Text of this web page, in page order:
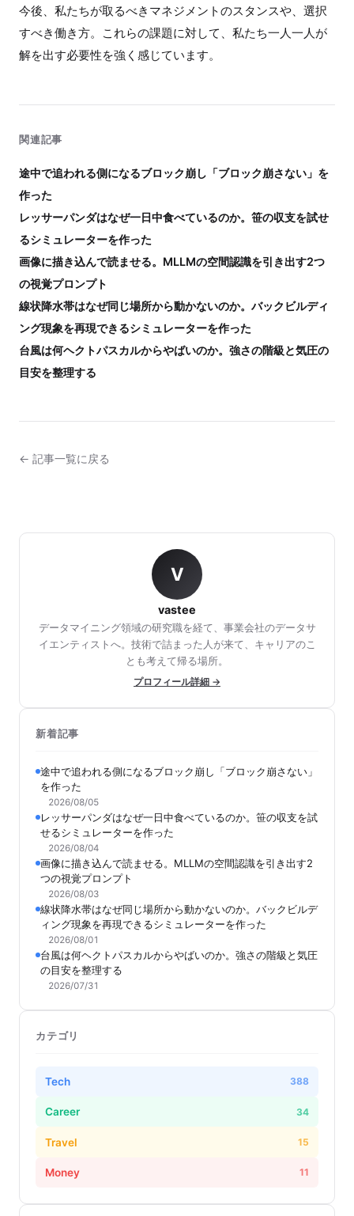
今後、私たちが取るべきマネジメントのスタンスや、選択
すべき働き方。これらの課題に対して、私たち一人一人が
解を出す必要性を強く感じています。
関連記事
途中で追われる側になるブロック崩し「ブロック崩さない」を
作った
レッサーパンダはなぜ一日中食べているのか。笹の収支を試せ
るシミュレーターを作った
画像に描き込んで読ませる。MLLMの空間認識を引き出す2つ
の視覚プロンプト
線状降水帯はなぜ同じ場所から動かないのか。バックビルディ
ング現象を再現できるシミュレーターを作った
台風は何ヘクトパスカルからやばいのか。強さの階級と気圧の
目安を整理する
← 記事一覧に戻る
V
vastee
データマイニング領域の研究職を経て、事業会社のデータサ
イエンティストへ。技術で詰まった人が来て、キャリアのこ
とも考えて帰る場所。
プロフィール詳細 →
新着記事
途中で追われる側になるブロック崩し「ブロック崩さない」
を作った
2026/08/05
レッサーパンダはなぜ一日中食べているのか。笹の収支を試
せるシミュレーターを作った
2026/08/04
画像に描き込んで読ませる。MLLMの空間認識を引き出す2
つの視覚プロンプト
2026/08/03
線状降水帯はなぜ同じ場所から動かないのか。バックビルデ
ィング現象を再現できるシミュレーターを作った
2026/08/01
台風は何ヘクトパスカルからやばいのか。強さの階級と気圧
の目安を整理する
2026/07/31
カテゴリ
Tech 388
Career 34
Travel 15
Money 11